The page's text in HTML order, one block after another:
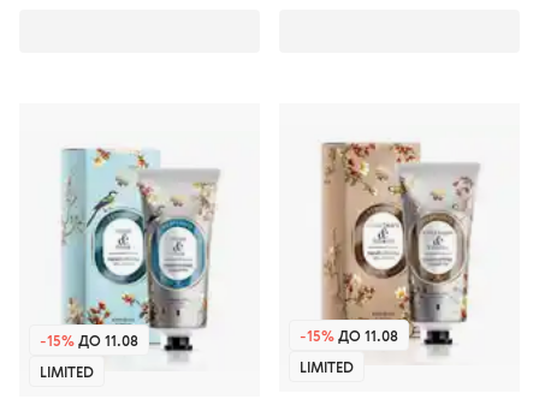
-15%ДО 11.08
LIMITED
-15%ДО 11.08
LIMITED